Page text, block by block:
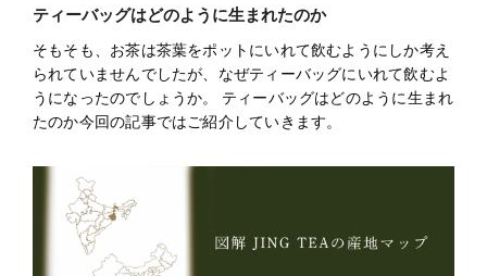
ティーバッグはどのように生まれたのか
そもそも、お茶は茶葉をポットにいれて飲むようにしか考え
られていませんでしたが、なぜティーバッグにいれて飲むよ
うになったのでしょうか。 ティーバッグはどのように生まれ
たのか今回の記事ではご紹介していきます。